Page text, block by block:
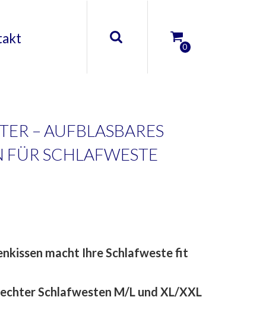
0
– AUFBLASBARES
SCHLAFWESTE
macht Ihre Schlafweste fit
Schlafwesten M/L und XL/XXL